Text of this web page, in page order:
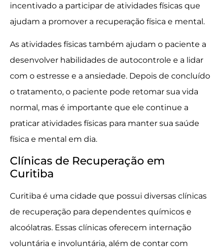
incentivado a participar de atividades físicas que
ajudam a promover a recuperação física e mental.
As atividades físicas também ajudam o paciente a
desenvolver habilidades de autocontrole e a lidar
com o estresse e a ansiedade. Depois de concluído
o tratamento, o paciente pode retomar sua vida
normal, mas é importante que ele continue a
praticar atividades físicas para manter sua saúde
física e mental em dia.
Clínicas de Recuperação em
Curitiba
Curitiba é uma cidade que possui diversas clínicas
de recuperação para dependentes químicos e
alcoólatras. Essas clínicas oferecem internação
voluntária e involuntária, além de contar com